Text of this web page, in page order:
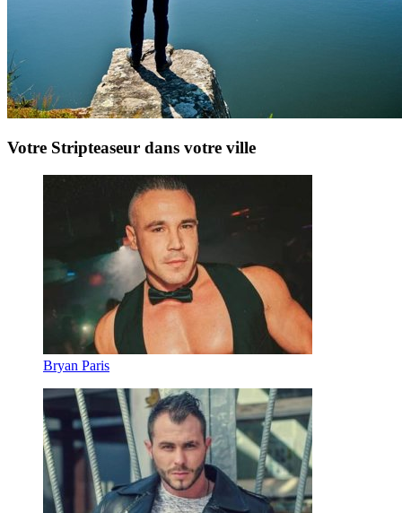
Votre Stripteaseur dans votre ville
Bryan Paris